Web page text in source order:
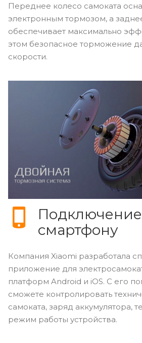
Переднее колесо самоката
электронным тормозом, а
обеспечивает максимально
этом безопасное торможение
скорости.
смартфону
Компания Xiaomi разработала
приложение для
платформ Android и iOS. С его
сможете контролировать
самоката, заряд аккумулятора,
режим работы устройства.